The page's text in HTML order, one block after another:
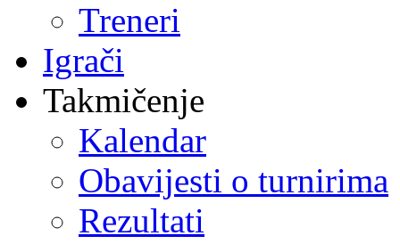
Treneri
Igrači
Takmičenje
Kalendar
Obavijesti o turnirima
Rezultati